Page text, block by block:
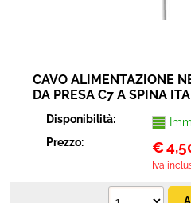
CAVO ALIMENTAZIONE
DA PRESA C7 A SPINA
Disponibilità:
Prezzo:
€
Iva